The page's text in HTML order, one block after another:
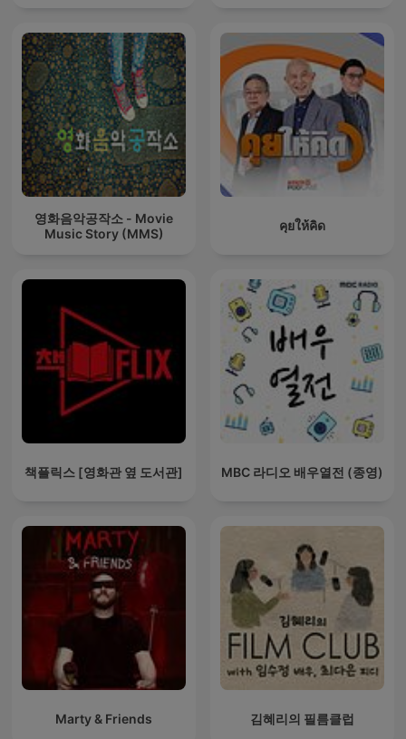
영화음악공작소 - Movie
Music Story (MMS)
คุยให้คิด
책플릭스 [영화관 옆 도서관] MBC 라디오 배우열전 (종영)
Marty & Friends 김혜리의 필름클럽